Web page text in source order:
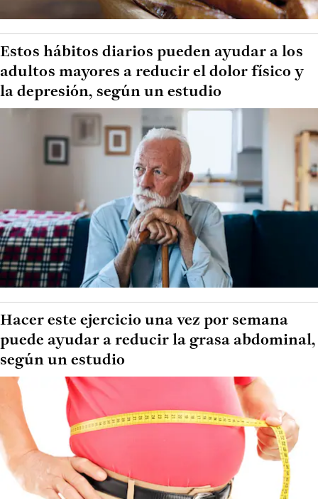
Estos hábitos diarios pueden ayudar a los
adultos mayores a reducir el dolor físico y
la depresión, según un estudio
Hacer este ejercicio una vez por semana
puede ayudar a reducir la grasa abdominal,
según un estudio